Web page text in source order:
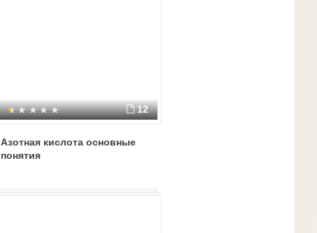
12
Азотная кислота основные
понятия